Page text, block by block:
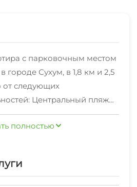
с парковочным местом
городе Сухум, в 1,8 км и 2,5
от следующих
Центральный пляж
Среди удобств есть
с плоским экраном.
номерной единице есть
полностью